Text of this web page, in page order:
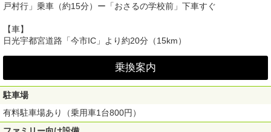
戸村行」乗車（約15分）ー「おさるの学校前」下車すぐ
【車】
日光宇都宮道路「今市IC」より約20分（15km）
乗換案内
駐車場
有料駐車場あり（乗用車1台800円）